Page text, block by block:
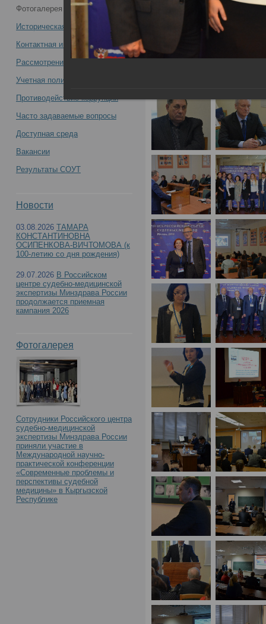
медиков -
Фотогалерея
Историческая справка
Контактная информация
Рассмотрение обращений
Учетная политика учреждения
Противодействие коррупции
Часто задаваемые вопросы
Доступная среда
Вакансии
Результаты СОУТ
Новости
03.08.2026 ТАМАРА
КОНСТАНТИНОВНА
ОСИПЕНКОВА-ВИЧТОМОВА (к
100-летию со дня рождения)
29.07.2026 В Российском
центре судебно-медицинской
экспертизы Минздрава России
продолжается приемная
кампания 2026
Фотогалерея
Сотрудники Российского центра
судебно-медицинской
экспертизы Минздрава России
приняли участие в
Международной научно-
практической конференции
«Современные проблемы и
перспективы судебной
медицины» в Кыргызской
Республике